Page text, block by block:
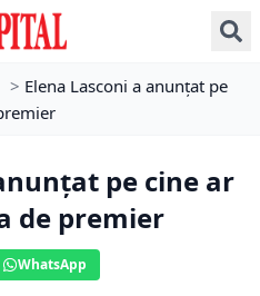
> Elena Lasconi a anunțat pe
pe cine ar
de premier
WhatsApp